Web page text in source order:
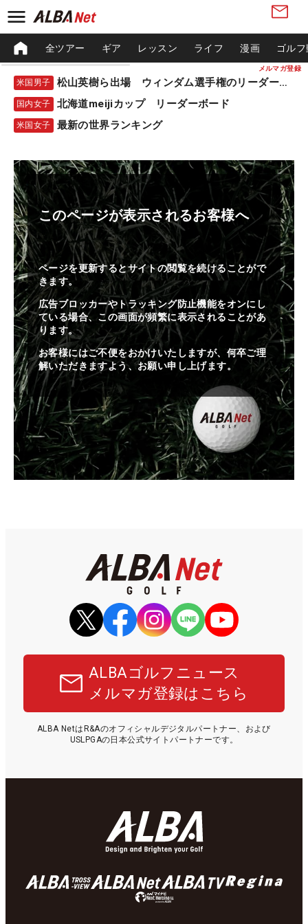
メルマガ登録
全ツアー ギア レッスン ライフ 漫画 ゴル
米国男子 松山英樹ら出場 ウィンダム選手権のリーダーボード
国内女子 北海道meijiカップ リーダーボード
米国女子 最新の世界ランキング
このページが表示されるお客様へ
ページを更新するとサイトの閲覧を続けることがで
きます。
広告ブロッカーやトラッキング防止機能をオンにし
ている場合、この画面が頻繁に表示されることがあ
ります。
お客様にはご不便をおかけいたしますが、何卒ご理
解いただきますよう、お願い申し上げます。
ALBAゴルフニュース
メルマガ登録はこちら
ALBA NetはR&Aのオフィシャルデジタルパートナー、および
USLPGAの日本公式サイトパートナーです。